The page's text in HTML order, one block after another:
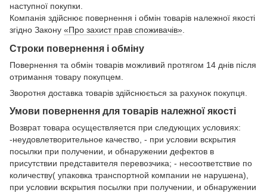
наступної покупки.
Компанія здійснює повернення і обмін товарів належної якості
згідно Закону «Про захист прав споживачів»
Строки повернення і обміну
Повернення та обмін товарів можливий протягом 14 днів після
отримання товару покупцем.
Зворотня доставка товарів здійснюється за рахунок покупця.
Умови повернення для товарів належної якості
Возврат товара осуществляется при следующих условиях:
-неудовлетворительное качество, - при условии вскрытия
посылки при получении, и обнаружении дефектов в
присутствии представителя перевозчика; - несоответствие по
количеству( упаковка транспортной компании не нарушена),
при условии вскрытия посылки при получении, и обнаружении